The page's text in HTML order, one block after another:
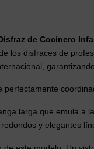
de Cocinero
los disfraces de
larga que emula a
y elegantes